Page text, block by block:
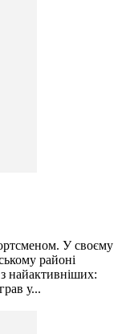
У своєму
районі
найактивніших:
у...